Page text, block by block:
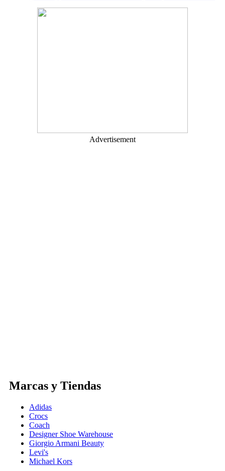
Advertisement
Marcas y Tiendas
Adidas
Crocs
Coach
Designer Shoe Warehouse
Giorgio Armani Beauty
Levi's
Michael Kors